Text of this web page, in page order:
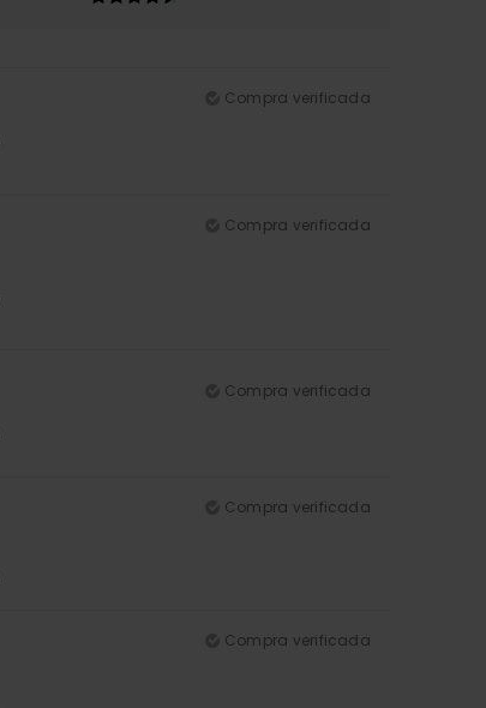
Compra verificada
Compra verificada
Compra verificada
Compra verificada
Compra verificada